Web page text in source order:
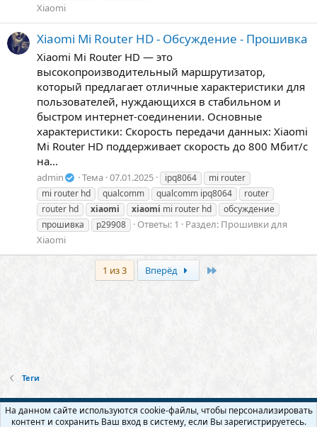
Xiaomi
Xiaomi Mi Router HD - Обсуждение - Прошивка
Xiaomi Mi Router HD — это
высокопроизводительный маршрутизатор,
который предлагает отличные характеристики для
пользователей, нуждающихся в стабильном и
быстром интернет-соединении. Основные
характеристики: Скорость передачи данных: Xiaomi
Mi Router HD поддерживает скорость до 800 Мбит/с
на...
admin Тема 07.01.2025 ipq8064
mi router
mi router hd
qualcomm qualcomm ipq8064
router
router hd
xiaomi xiaomi mi router hd
обсуждение
прошивка
р29908 Ответы: 1 Раздел: Прошивки для
Xiaomi
1 из 3 Вперёд
Теги
Русский (RU)
На данном сайте используются cookie-файлы, чтобы персонализировать
контент и сохранить Ваш вход в систему, если Вы зарегистрируетесь.